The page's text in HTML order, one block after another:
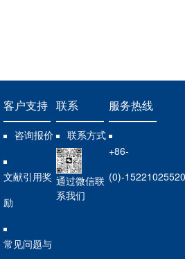
客户支持
咨询报价
文献引用奖
励
常见问题与
联系
联系方式
通过微信联
系我们
服务热线
+86-
(0)-